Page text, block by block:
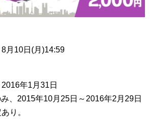
月10日(月)14:59
年1月31日
、2015年10月25日～2016年2月29日
り。